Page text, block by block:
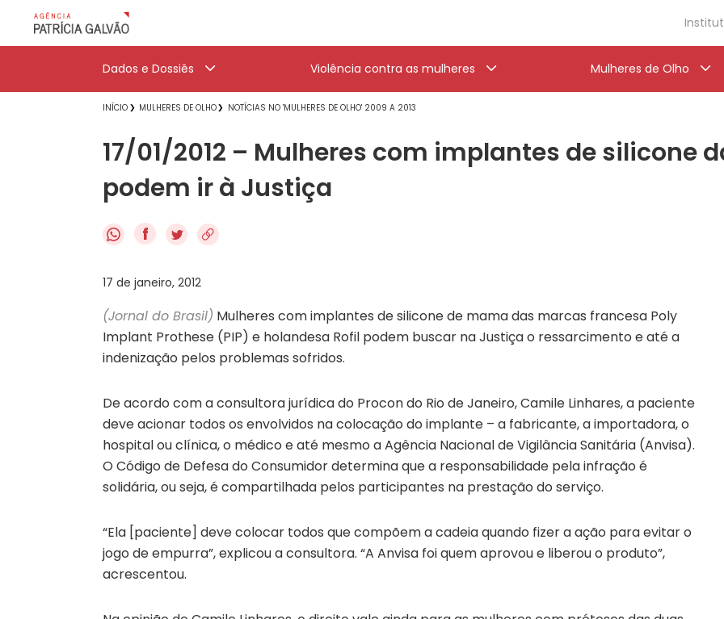
Dados e Dossiês Violência contra as mulheres Mulheres de Olho
INÍCIO MULHERES DE OLHO NOTÍCIAS NO 'MULHERES DE OLHO' 2009 A 2013
17/01/2012 – Mulheres com implantes de silicone
podem ir à Justiça
f
17 de janeiro, 2012
(Jornal do Brasil) Mulheres com implantes de silicone de mama das marcas francesa Poly
Implant Prothese (PIP) e holandesa Rofil podem buscar na Justiça o ressarcimento e até a
indenização pelos problemas sofridos.
De acordo com a consultora jurídica do Procon do Rio de Janeiro, Camile Linhares, a paciente
deve acionar todos os envolvidos na colocação do implante – a fabricante, a importadora, o
hospital ou clínica, o médico e até mesmo a Agência Nacional de Vigilância Sanitária (Anvisa).
O Código de Defesa do Consumidor determina que a responsabilidade pela infração é
solidária, ou seja, é compartilhada pelos participantes na prestação do serviço.
“Ela [paciente] deve colocar todos que compõem a cadeia quando fizer a ação para evitar o
jogo de empurra”, explicou a consultora. “A Anvisa foi quem aprovou e liberou o produto”,
acrescentou.